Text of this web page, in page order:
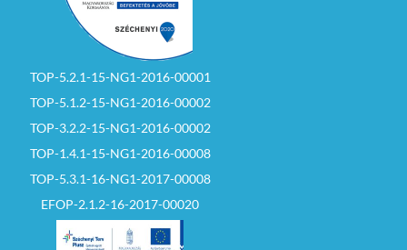
TOP-5.2.1-15-NG1-2016-00001
TOP-5.1.2-15-NG1-2016-00002
TOP-3.2.2-15-NG1-2016-00002
TOP-1.4.1-15-NG1-2016-00008
TOP-5.3.1-16-NG1-2017-00008
EFOP-2.1.2-16-2017-00020